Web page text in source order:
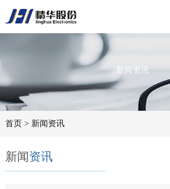
新闻资讯
首页 > 新闻资讯
新闻资讯